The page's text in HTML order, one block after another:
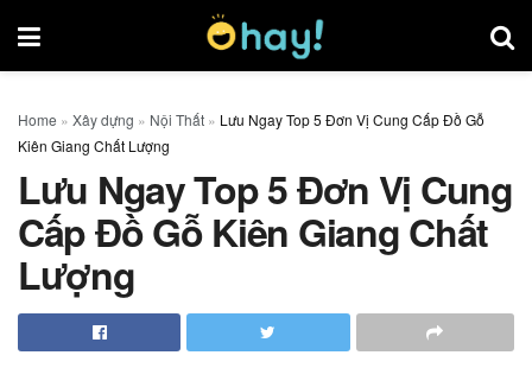
Home » Xây dựng » Nội Thất » Lưu Ngay Top 5 Đơn Vị Cung Cấp Đồ Gỗ
Kiên Giang Chất Lượng
Lưu Ngay Top 5 Đơn Vị Cung
Cấp Đồ Gỗ Kiên Giang Chất
Lượng